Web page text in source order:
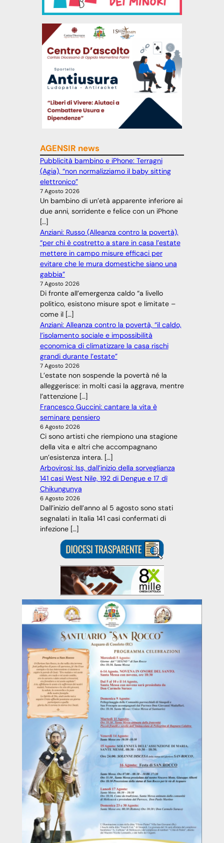
AGENSIR news
Pubblicità bambino e iPhone: Terragni
(Agia), “non normalizziamo il baby sitting
elettronico”
7 Agosto 2026
Un bambino di un’età apparente inferiore ai
due anni, sorridente e felice con un iPhone
[…]
Anziani: Russo (Alleanza contro la povertà),
“per chi è costretto a stare in casa l’estate
mettere in campo misure efficaci per
evitare che le mura domestiche siano una
gabbia”
7 Agosto 2026
Di fronte all’emergenza caldo “a livello
politico, esistono misure spot e limitate –
come il […]
Anziani: Alleanza contro la povertà, “il caldo,
l’isolamento sociale e impossibilità
economica di climatizzare la casa rischi
grandi durante l’estate”
7 Agosto 2026
L’estate non sospende la povertà né la
alleggerisce: in molti casi la aggrava, mentre
l’attenzione […]
Francesco Guccini: cantare la vita è
seminare pensiero
6 Agosto 2026
Ci sono artisti che riempiono una stagione
della vita e altri che accompagnano
un’esistenza intera. […]
Arbovirosi: Iss, dall’inizio della sorveglianza
141 casi West Nile, 192 di Dengue e 17 dì
Chikungunya
6 Agosto 2026
Dall’inizio dell’anno al 5 agosto sono stati
segnalati in Italia 141 casi confermati di
infezione […]